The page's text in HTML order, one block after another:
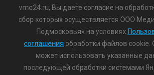
vmo24.ru, Вы даете согласие на
сбор которых осуществляется ООО
Подмосковья» на условиях
соглашения обработки файлов
может использовать указанные
последующей обработки системами